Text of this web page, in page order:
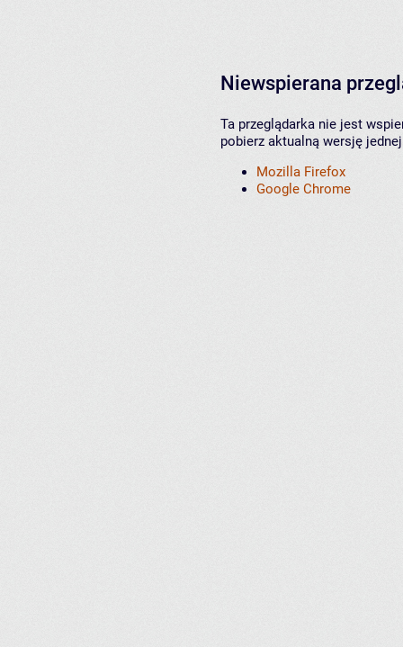
Niewspierana
Ta przeglądarka nie jest
pobierz aktualną wersję
Mozilla Firefox
Google Chrome